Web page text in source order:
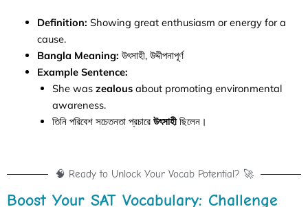
Definition: Showing great enthusiasm or energy for a
cause.
Bangla Meaning: উৎসাহী, উদ্দীপনাপূর্ণ
Example Sentence:
She was zealousabout promoting environmental
awareness.
তিনি পরিবেশ সচেতনতা প্রচারে উৎসাহীছিলেন।
🧠 Ready to Unlock Your Vocab Potential? 🚀
Boost Your SAT Vocabulary: Challenge